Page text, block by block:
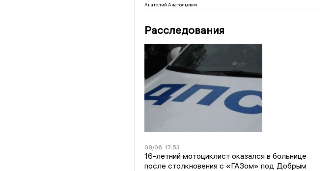
Анатолий Анатольевич
Расследования
08/06 17:53
16-летний мотоциклист оказался в больнице
после столкновения с «ГАЗом» под Добрым